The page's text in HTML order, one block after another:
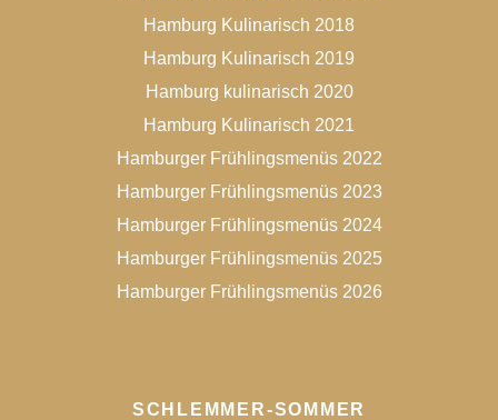
Hamburg Kulinarisch 2018
Hamburg Kulinarisch 2019
Hamburg kulinarisch 2020
Hamburg Kulinarisch 2021
Hamburger Frühlingsmenüs 2022
Hamburger Frühlingsmenüs 2023
Hamburger Frühlingsmenüs 2024
Hamburger Frühlingsmenüs 2025
Hamburger Frühlingsmenüs 2026
SCHLEMMER-SOMMER